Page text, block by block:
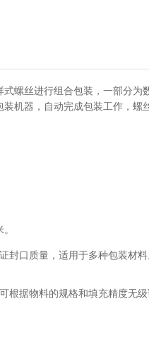
螺丝进行组合包装，一部分为
机器，自动完成包装工作，螺
封口质量，适用于多种包装材料
根据物料的规格和填充精度无